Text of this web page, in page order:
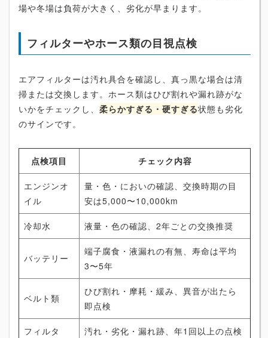
場や冬場は負荷が大きく、劣化が早まります。
フィルターやホース類の目視点検
エアフィルターは汚れ具合を確認し、真っ黒な場合は清
掃または交換します。ホース類はひび割れや漏れ跡がな
いかをチェックし、 柔らかすぎる・硬すぎる状態も劣化
のサインです。
点検項目 チェック内容
エンジンオ
イル
量・色・においの確認、交換時期の目
安は5,000〜10,000km
冷却水 液量・色の確認、2年ごとの交換推奨
バッテリー
端子腐食・液漏れの有無、寿命は平均
3〜5年
ベルト類
ひび割れ・摩耗・緩み、異音が出たら
即点検
フィルタ
汚れ・劣化・漏れ跡、年1回以上の点検